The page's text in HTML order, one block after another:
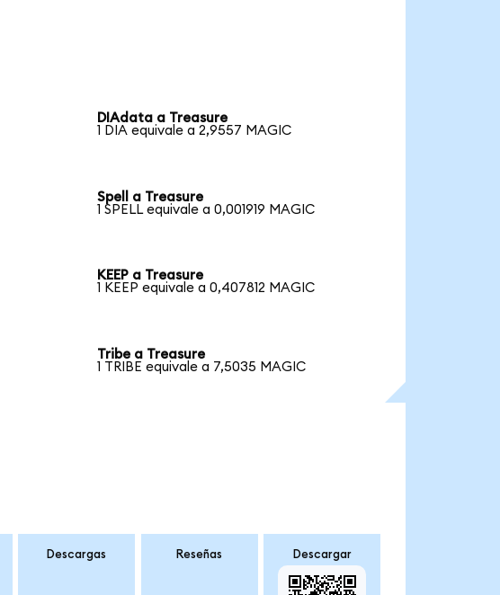
DIAdata a Treasure
1 DIA equivale a 2,9557 MAGIC
Spell a Treasure
1 SPELL equivale a 0,001919 MAGIC
KEEP a Treasure
1 KEEP equivale a 0,407812 MAGIC
Tribe a Treasure
1 TRIBE equivale a 7,5035 MAGIC
Descargas Reseñas Descargar